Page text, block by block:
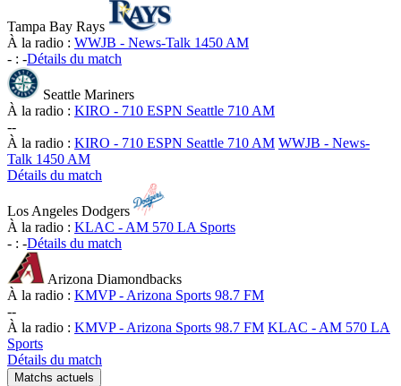
Tampa Bay Rays
À la radio : WWJB - News-Talk 1450 AM
- : -Détails du match
Seattle Mariners
À la radio : KIRO - 710 ESPN Seattle 710 AM
--
À la radio : KIRO - 710 ESPN Seattle 710 AM WWJB - News-
Talk 1450 AM
Détails du match
Los Angeles Dodgers
À la radio : KLAC - AM 570 LA Sports
- : -Détails du match
Arizona Diamondbacks
À la radio : KMVP - Arizona Sports 98.7 FM
--
À la radio : KMVP - Arizona Sports 98.7 FM KLAC - AM 570 LA
Sports
Détails du match
Matchs actuels